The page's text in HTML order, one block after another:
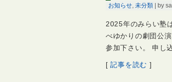
お知らせ, 未分類 | by
2025年のみらい塾
べゆかりの劇団公
参加下さい。 申し
[記事を読む ]